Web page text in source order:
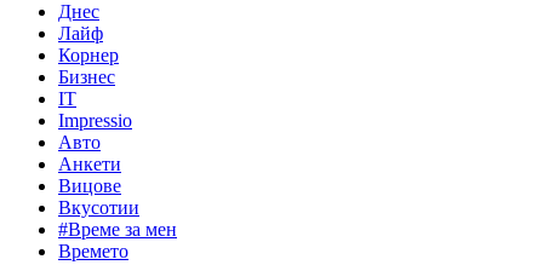
Днес
Лайф
Корнер
Бизнес
IT
Impressio
Авто
Анкети
Вицове
Вкусотии
#Време за мен
Времето